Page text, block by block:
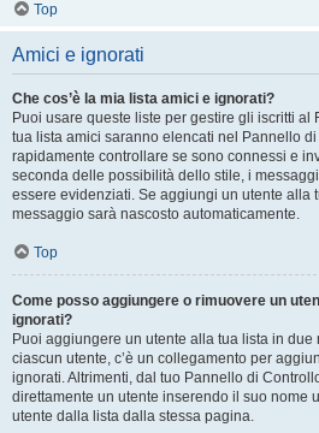
Top
Amici e ignorati
Che cos’è la mia lista amici e ignorati?
Puoi usare queste liste per gestire gli iscritti al
tua lista amici saranno elencati nel Pannello
rapidamente controllare se sono connessi e
seconda delle possibilità dello stile, i
essere evidenziati. Se aggiungi un utente alla
messaggio sarà nascosto automaticamente.
Top
Come posso aggiungere o rimuovere un
ignorati?
Puoi aggiungere un utente alla tua lista in due
ciascun utente, c’è un collegamento per
ignorati. Altrimenti, dal tuo Pannello di
direttamente un utente inserendo il suo nome
utente dalla lista dalla stessa pagina.